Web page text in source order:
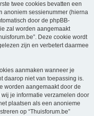
twee cookies bevatten een
anoniem sessienummer (hierna
door de phpBB-
zal worden aangemaakt
Deze cookie wordt
zijn en verbetert daarmee
aanmaken wanneer je
daarop niet van toepassing is.
worden aangemaakt door de
je informatie verzamelen door
plaatsen als een anonieme
op “Thuisforum.be”